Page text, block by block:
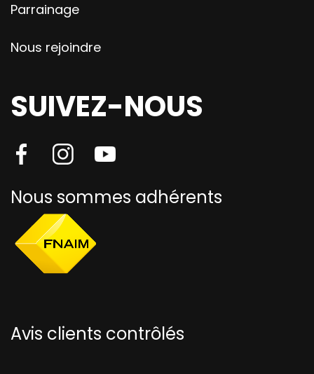
Parrainage
Nous rejoindre
SUIVEZ-NOUS
Nous sommes adhérents
Avis clients contrôlés